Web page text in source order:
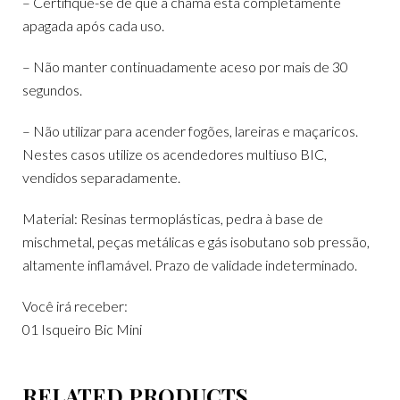
apagada após cada uso.
– Não manter continuadamente aceso por mais de 30
segundos.
– Não utilizar para acender fogões, lareiras e maçaricos.
Nestes casos utilize os acendedores multiuso BIC,
vendidos separadamente.
Material: Resinas termoplásticas, pedra à base de
mischmetal, peças metálicas e gás isobutano sob pressão,
altamente inflamável. Prazo de validade indeterminado.
Você irá receber:
01 Isqueiro Bic Mini